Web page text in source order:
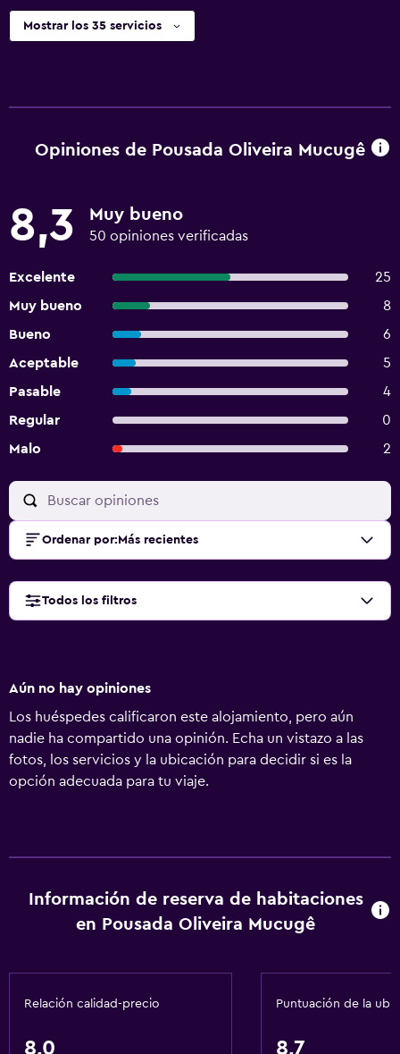
Mostrar los 35 servicios
Opiniones de Pousada Oliveira Mucugê
8,3 Muy bueno
50 opiniones verificadas
Excelente
25
Muy bueno
8
Bueno
6
Aceptable
5
Pasable
4
Regular
0
Malo
2
Ordenar por: Más recientes
Todos los filtros
Aún no hay opiniones
Los huéspedes calificaron este alojamiento, pero aún
nadie ha compartido una opinión. Echa un vistazo a las
fotos, los servicios y la ubicación para decidir si es la
opción adecuada para tu viaje.
Información de reserva de habitaciones
en Pousada Oliveira Mucugê
Relación calidad-precio
8,0
Puntuación de la
8,7